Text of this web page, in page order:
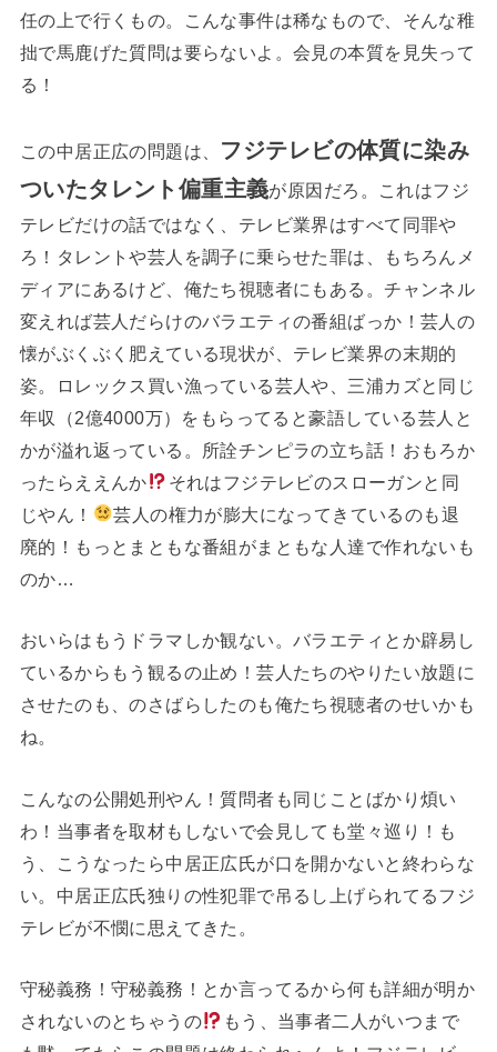
任の上で行くもの。こんな事件は稀なもので、そんな稚
拙で馬鹿げた質問は要らないよ。会見の本質を見失って
る！
この中居正広の問題は、 フジテレビの体質に染み
ついたタレント偏重主義が原因だろ。これはフジ
テレビだけの話ではなく、テレビ業界はすべて同罪や
ろ！タレントや芸人を調子に乗らせた罪は、もちろんメ
ディアにあるけど、俺たち視聴者にもある。チャンネル
変えれば芸人だらけのバラエティの番組ばっか！芸人の
懐がぶくぶく肥えている現状が、テレビ業界の末期的
姿。ロレックス買い漁っている芸人や、三浦カズと同じ
年収（2億4000万）をもらってると豪語している芸人と
かが溢れ返っている。所詮チンピラの立ち話！おもろか
ったらええんか
それはフジテレビのスローガンと同
じやん！
芸人の権力が膨大になってきているのも退
廃的！もっとまともな番組がまともな人達で作れないも
のか…
おいらはもうドラマしか観ない。バラエティとか辟易し
ているからもう観るの止め！芸人たちのやりたい放題に
させたのも、のさばらしたのも俺たち視聴者のせいかも
ね。
こんなの公開処刑やん！質問者も同じことばかり煩い
わ！当事者を取材もしないで会見しても堂々巡り！も
う、こうなったら中居正広氏が口を開かないと終わらな
い。中居正広氏独りの性犯罪で吊るし上げられてるフジ
テレビが不憫に思えてきた。
守秘義務！守秘義務！とか言ってるから何も詳細が明か
されないのとちゃうの
もう、当事者二人がいつまで